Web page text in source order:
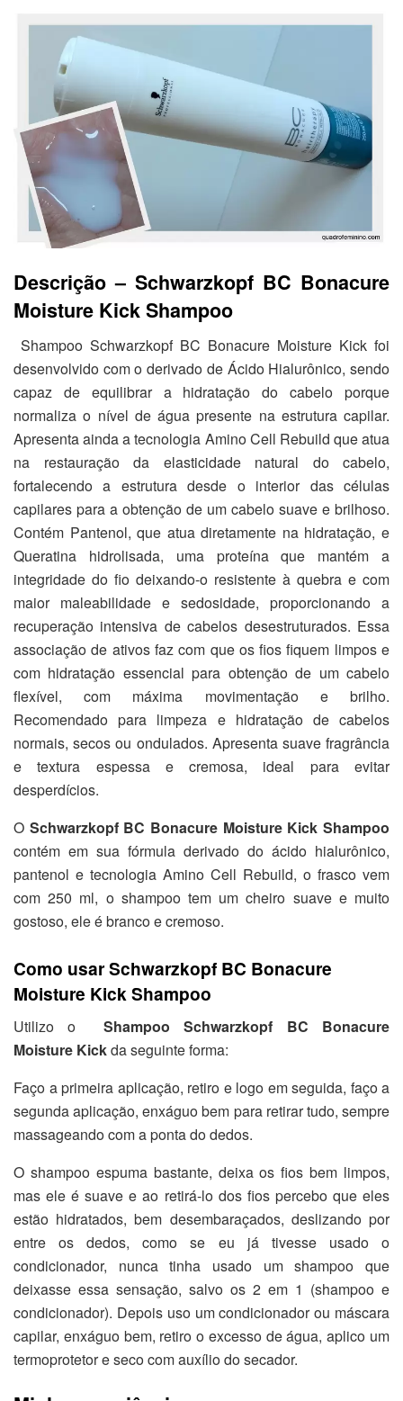
Descrição – Schwarzkopf BC Bonacure
Moisture Kick Shampoo
Shampoo Schwarzkopf BC Bonacure Moisture Kick foi
desenvolvido com o derivado de Ácido Hialurônico, sendo
capaz de equilibrar a hidratação do cabelo porque
normaliza o nível de água presente na estrutura capilar.
Apresenta ainda a tecnologia Amino Cell Rebuild que atua
na restauração da elasticidade natural do cabelo,
fortalecendo a estrutura desde o interior das células
capilares para a obtenção de um cabelo suave e brilhoso.
Contém Pantenol, que atua diretamente na hidratação, e
Queratina hidrolisada, uma proteína que mantém a
integridade do fio deixando-o resistente à quebra e com
maior maleabilidade e sedosidade, proporcionando a
recuperação intensiva de cabelos desestruturados. Essa
associação de ativos faz com que os fios fiquem limpos e
com hidratação essencial para obtenção de um cabelo
flexível, com máxima movimentação e brilho.
Recomendado para limpeza e hidratação de cabelos
normais, secos ou ondulados. Apresenta suave fragrância
e textura espessa e cremosa, ideal para evitar
desperdícios.
O Schwarzkopf BC Bonacure Moisture Kick Shampoo
contém em sua fórmula derivado do ácido hialurônico,
pantenol e tecnologia Amino Cell Rebuild, o frasco vem
com 250 ml, o shampoo tem um cheiro suave e muito
gostoso, ele é branco e cremoso.
Como usar Schwarzkopf BC Bonacure
Moisture Kick Shampoo
Utilizo o Shampoo
Schwarzkopf BC Bonacure
Moisture Kickda seguinte forma:
Faço a primeira aplicação, retiro e logo em seguida, faço a
segunda aplicação, enxáguo bem para retirar tudo, sempre
massageando com a ponta do dedos.
O shampoo espuma bastante, deixa os fios bem limpos,
mas ele é suave e ao retirá-lo dos fios percebo que eles
estão hidratados, bem desembaraçados, deslizando por
entre os dedos, como se eu já tivesse usado o
condicionador, nunca tinha usado um shampoo que
deixasse essa sensação, salvo os 2 em 1 (shampoo e
condicionador). Depois uso um condicionador ou máscara
capilar, enxáguo bem, retiro o excesso de água, aplico um
termoprotetor e seco com auxílio do secador.